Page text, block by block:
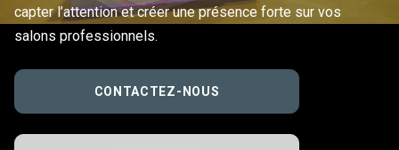
capter l’attention et créer une présence forte sur vos
salons professionnels.
CONTACTEZ-NOUS